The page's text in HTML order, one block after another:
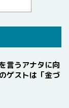
言うアナタに向
ゲストは「金づ